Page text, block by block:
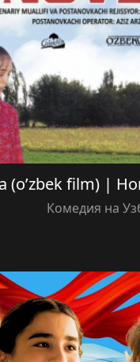
(o’zbek film) |
Комедия на